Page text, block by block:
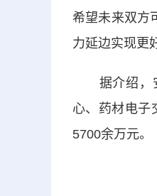
希望未来双方
力延边实现更
据介绍，安
心、药材电子
5700余万元。